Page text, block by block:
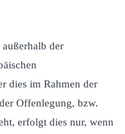
der
dies im Rahmen der
Offenlegung, bzw.
erfolgt dies nur, wenn